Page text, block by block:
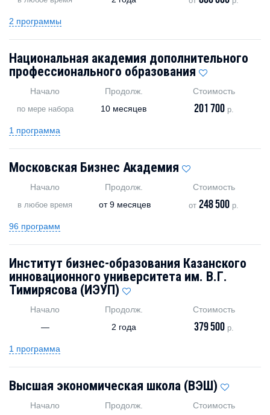
2 программы
Национальная академия дополнительного
профессионального образования
Начало
по мере набора
Продолж.
10 месяцев
Стоимость
201 700р.
1 программа
Московская Бизнес Академия
Начало
в любое время
Продолж.
от9 месяцев
Стоимость
от248 500 р.
96 программ
Институт бизнес-образования Казанского
инновационного университета им. В.Г.
Тимирясова (ИЭУП)
Начало
—
Продолж.
2 года
Стоимость
379 500р.
1 программа
Высшая экономическая школа (ВЭШ)
Начало
Продолж.
Стоимость